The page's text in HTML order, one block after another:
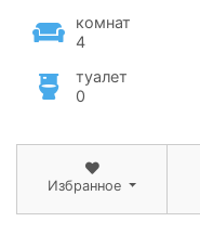
комнат
4
туалет
0
Избранное